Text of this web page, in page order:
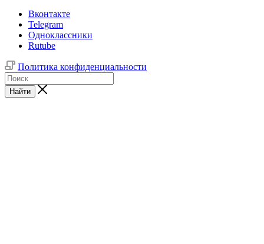
Вконтакте
Telegram
Одноклассники
Rutube
Политика конфиденциальности
Найти